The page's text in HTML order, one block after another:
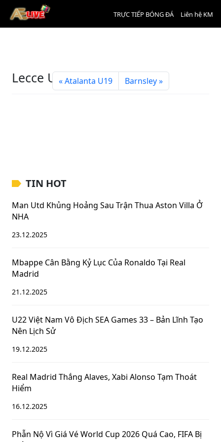
TRỰC TIẾP BÓNG ĐÁ Liên hệ KM
Lecce U20Atalanta U19 Barnsley
TIN HOT
Man Utd Khủng Hoảng Sau Trận Thua Aston Villa Ở
NHA
23.12.2025
Mbappe Cân Bằng Kỷ Lục Của Ronaldo Tại Real
Madrid
21.12.2025
U22 Việt Nam Vô Địch SEA Games 33 – Bản Lĩnh Tạo
Nên Lịch Sử
19.12.2025
Real Madrid Thắng Alaves, Xabi Alonso Tạm Thoát
Hiểm
16.12.2025
Phẫn Nộ Vì Giá Vé World Cup 2026 Quá Cao, FIFA Bị